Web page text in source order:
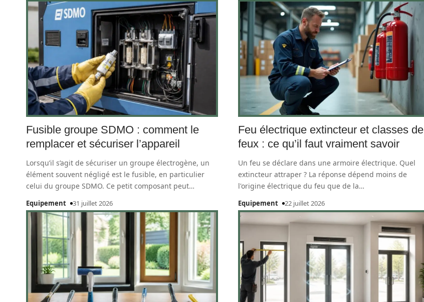
Fusible groupe SDMO : comment le
remplacer et sécuriser l’appareil
Lorsqu’il s’agit de sécuriser un groupe électrogène, un
élément souvent négligé est le fusible, en particulier
celui du groupe SDMO. Ce petit composant peut…
Equipement 31 juillet 2026
Feu électrique extincteur et classes de
feux : ce qu’il faut vraiment savoir
Un feu se déclare dans une armoire électrique. Quel
extincteur attraper ? La réponse dépend moins de
l'origine électrique du feu que de la…
Equipement 22 juillet 2026